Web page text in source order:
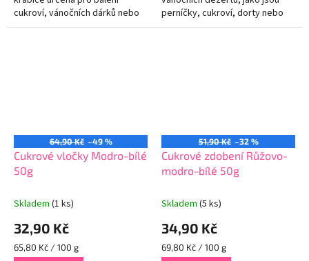
cukroví, vánočních dárků nebo
jiných drobností.
perníčky, cukroví, dorty nebo
cupcakes. Dodává dezertům
64,90 Kč –49 %
Cukrové vločky Modro-bílé
50g
Skladem (1 ks)
32,90 Kč
Měrná
cena:
65,80 Kč / 100 g
51,90 Kč –32 %
Cukrové zdobení Růžovo-
modro-bílé 50g
Skladem (5 ks)
34,90 Kč
Měrná
cena:
69,80 Kč / 100 g